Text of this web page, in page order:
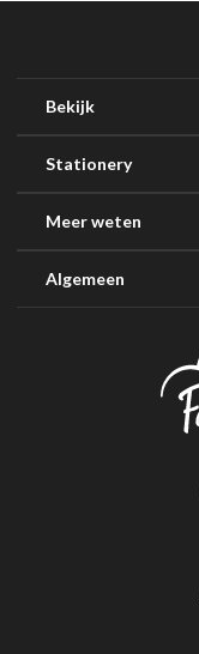
Bekijk
Stationery
Meer weten
Algemeen